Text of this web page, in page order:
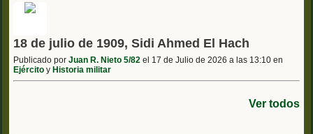
18 de julio de 1909, Sidi Ahmed El Hach
Publicado por Juan R. Nieto 5/82 el 17 de Julio de 2026 a las 13:10 en
Ejército y Historia militar
Ver todos